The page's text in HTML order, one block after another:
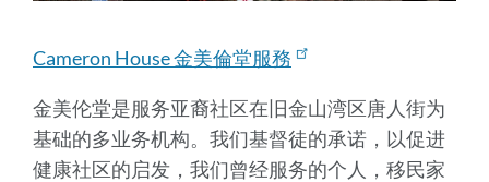
Cameron House 金美倫堂服務
金美伦堂是服务亚裔社区在旧金山湾区唐人街为
基础的多业务机构。我们基督徒的承诺，以促进
健康社区的启发，我们曾经服务的个人，移民家